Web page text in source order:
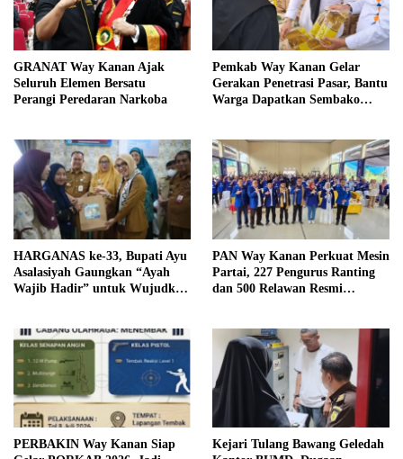
GRANAT Way Kanan Ajak
Seluruh Elemen Bersatu
Perangi Peredaran Narkoba
Pemkab Way Kanan Gelar
Gerakan Penetrasi Pasar, Bantu
Warga Dapatkan Sembako
HARGANAS ke-33, Bupati Ayu
Asalasiyah Gaungkan “Ayah
Wajib Hadir” untuk Wujudkan
PAN Way Kanan Perkuat Mesin
Partai, 227 Pengurus Ranting
dan 500 Relawan Resmi
PERBAKIN Way Kanan Siap
Kejari Tulang Bawang Geledah